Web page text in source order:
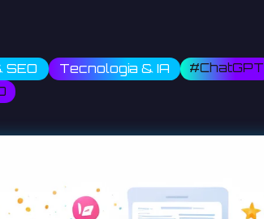
SEO Tecnologia & IA #ChatGPT